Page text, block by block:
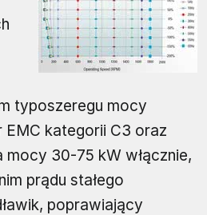
typoszeregu mocy
kategorii C3 oraz
mocy 30-75 kW włącznie,
prądu stałego
poprawiający